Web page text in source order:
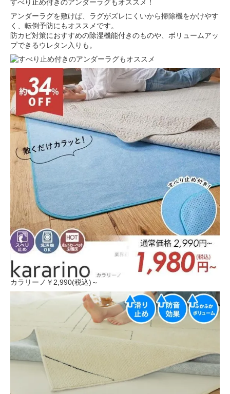
すべり止め付きのアンダーラグもオススメ！
アンダーラグを敷けば、ラグがズレにくいから掃除機をかけやす
く、転倒予防にもオススメです。
防カビ対策におすすめの除湿機能付きのものや、ボリュームアッ
プできるウレタン入りも。
カラリーノ ￥2,990(税込)～